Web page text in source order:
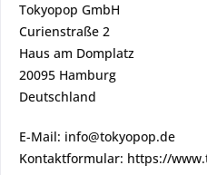
Tokyopop GmbH
Curienstraße 2
Haus am Domplatz
20095 Hamburg
Deutschland
E-Mail: info@tokyopop.de
Kontaktformular: https://